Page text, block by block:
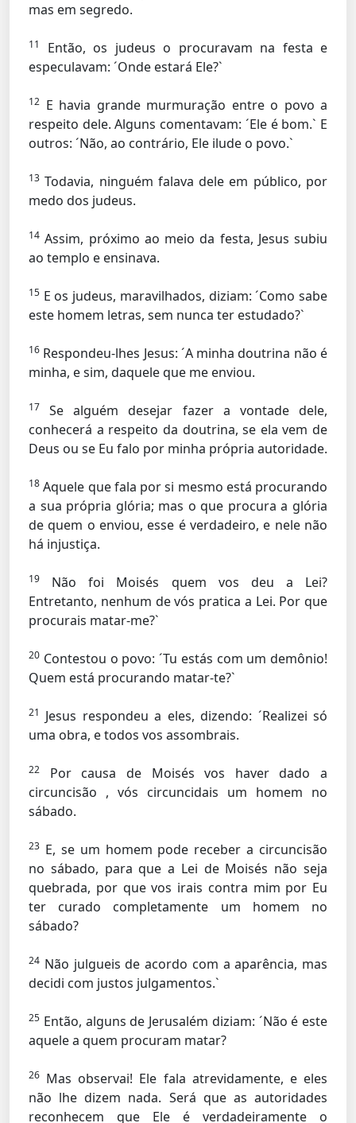
mas em segredo.
11
Então, os judeus o procuravam na festa e
especulavam: ´Onde estará Ele?`
12 E havia grande murmuração entre o povo a
respeito dele. Alguns comentavam: ´Ele é bom.` E
outros: ´Não, ao contrário, Ele ilude o povo.`
13 Todavia, ninguém falava dele em público, por
medo dos judeus.
14 Assim, próximo ao meio da festa, Jesus subiu
ao templo e ensinava.
15 E os judeus, maravilhados, diziam: ´Como sabe
este homem letras, sem nunca ter estudado?`
16 Respondeu-lhes Jesus: ´A minha doutrina não é
minha, e sim, daquele que me enviou.
17
Se alguém desejar fazer a vontade dele,
conhecerá a respeito da doutrina, se ela vem de
Deus ou se Eu falo por minha própria autoridade.
18 Aquele que fala por si mesmo está procurando
a sua própria glória; mas o que procura a glória
de quem o enviou, esse é verdadeiro, e nele não
há injustiça.
19
Não foi Moisés quem vos deu a Lei?
Entretanto, nenhum de vós pratica a Lei. Por que
procurais matar-me?`
20 Contestou o povo: ´Tu estás com um demônio!
Quem está procurando matar-te?`
21 Jesus respondeu a eles, dizendo: ´Realizei só
uma obra, e todos vos assombrais.
22
Por causa de Moisés vos haver dado a
circuncisão , vós circuncidais um homem no
sábado.
23 E, se um homem pode receber a circuncisão
no sábado, para que a Lei de Moisés não seja
quebrada, por que vos irais contra mim por Eu
ter curado completamente um homem no
sábado?
24 Não julgueis de acordo com a aparência, mas
decidi com justos julgamentos.`
25 Então, alguns de Jerusalém diziam: ´Não é este
aquele a quem procuram matar?
26 Mas observai! Ele fala atrevidamente, e eles
não lhe dizem nada. Será que as autoridades
reconhecem que Ele é verdadeiramente o